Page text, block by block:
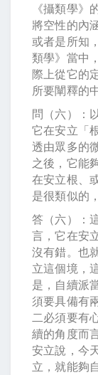
《攝類學》
將空性的內
或者是所知
類學》當中
際上從它的
所要闡釋的
問（六）：
它在安立「
透由眾多的
之後，它能
在安立根、
是很類似的
答（六）：
言，它在安
沒有錯。也
立這個境，
是，自續派
須要具備有
二必須要有
續的角度而
安立說，今
立，就能夠